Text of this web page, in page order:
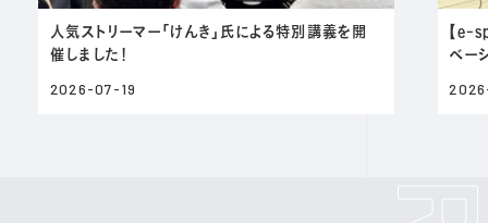
人気ストリーマー「けんき」氏による特別講義を開
催しました！
2026-07-19
【e-
ベー